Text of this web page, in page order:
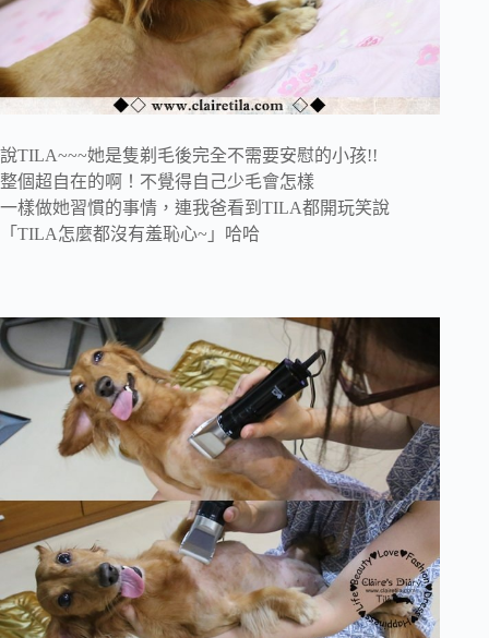
說TILA~~~她是隻剃毛後完全不需要安慰的小孩!!
整個超自在的啊！不覺得自己少毛會怎樣
一樣做她習慣的事情，連我爸看到TILA都開玩笑說
「TILA怎麼都沒有羞恥心~」哈哈